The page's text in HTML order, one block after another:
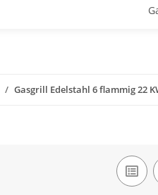
Gasgrill Edelstahl 6 flammig 22